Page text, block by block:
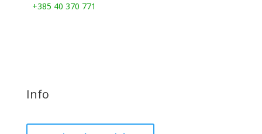
+385 40 370 771
Info